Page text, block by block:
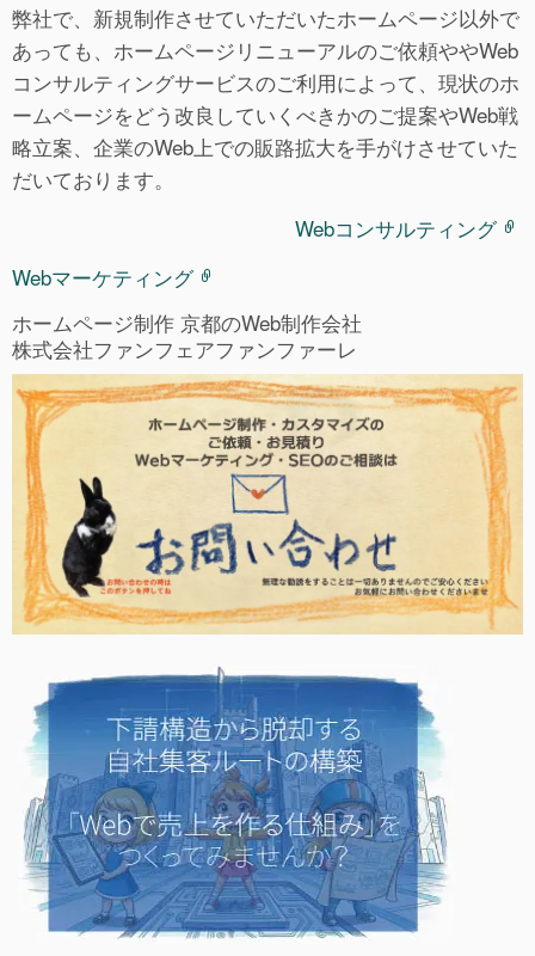
弊社で、新規制作させていただいたホームページ以外で
あっても、ホームページリニューアルのご依頼ややWeb
コンサルティングサービスのご利用によって、現状のホ
ームページをどう改良していくべきかのご提案やWeb戦
略立案、企業のWeb上での販路拡大を手がけさせていた
だいております。
Webコンサルティング
Webマーケティング
ホームページ制作 京都のWeb制作会社
株式会社ファンフェアファンファーレ